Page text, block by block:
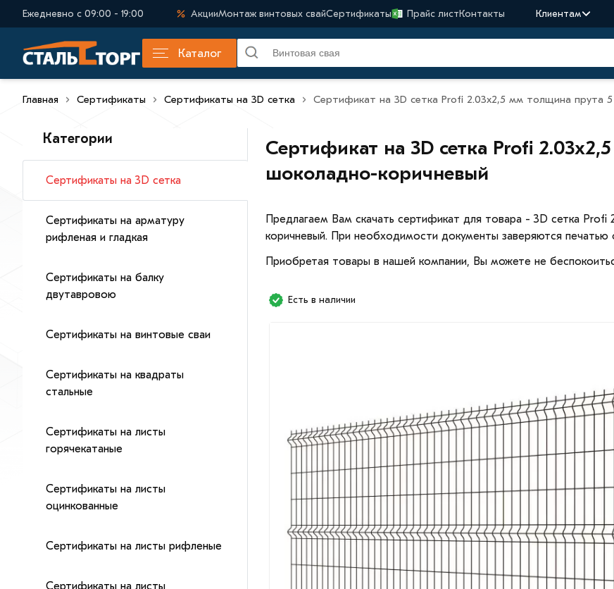
Ежедневно с 09:00 - 19:00 АкцииМонтаж винтовых свайСертификаты Прайс листКонтакты Клиентам
Каталог
Главная Сертификаты Сертификаты на 3D сетка Сертификат на 3D сетка Profi 2.03x2,5 мм толщина прута
Категории
Сертификаты на 3D сетка
Сертификаты на арматуру
рифленая и гладкая
Сертификаты на балку
двутавровою
Сертификаты на винтовые сваи
Сертификаты на квадраты
стальные
Сертификаты на листы
горячекатаные
Сертификаты на листы
оцинкованные
Сертификаты на листы рифленые
Сертификаты на листы
Сертификат на 3D сетка Profi
шоколадно-коричневый
Предлагаем Вам скачать сертификат для товара - 3D сетка
коричневый. При необходимости документы заверяются печатью
Приобретая товары в нашей компании, Вы можете не
Есть в наличии